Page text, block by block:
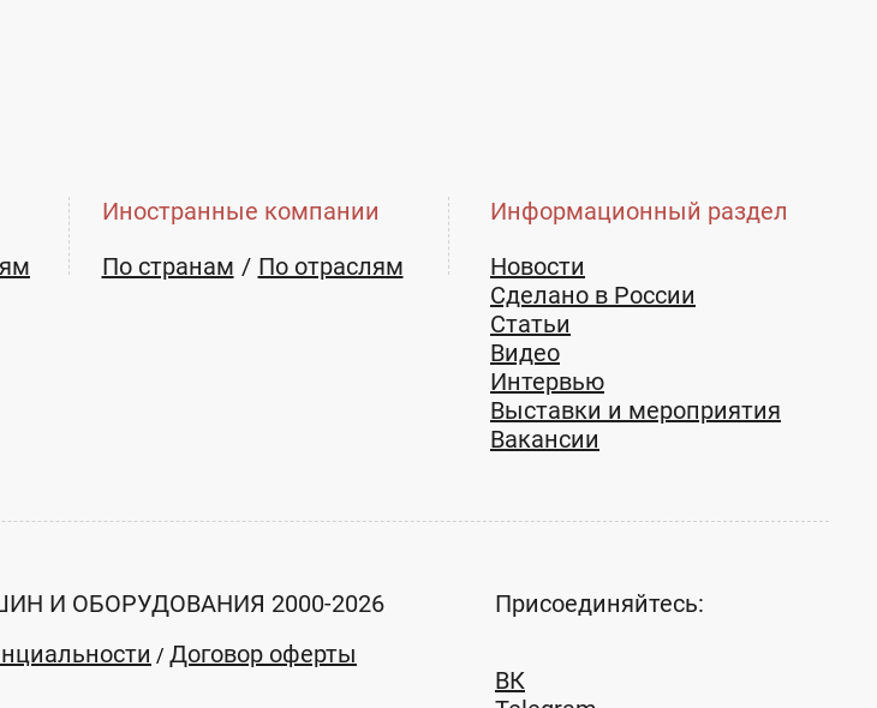
Иностранные компании
По странам
По отраслям
Информационный раздел
Новости
Сделано в России
Статьи
Видео
Интервью
Выставки и мероприятия
Вакансии
И ОБОРУДОВАНИЯ 2000-2026
/ Договор оферты
Присоединяйтесь:
ВК